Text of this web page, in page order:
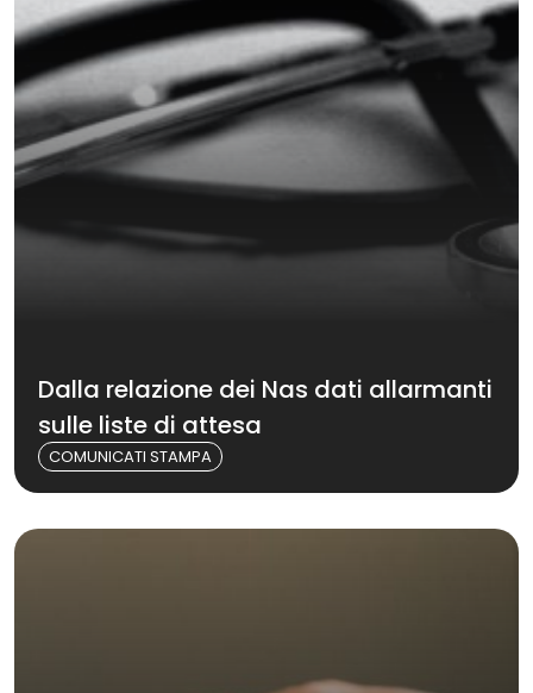
Dalla relazione dei Nas dati allarmanti
sulle liste di attesa
COMUNICATI STAMPA